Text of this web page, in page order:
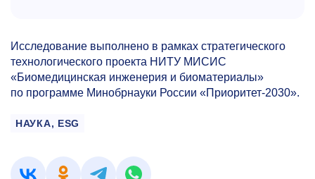
Исследование выполнено в рамках стратегического
технологического проекта НИТУ МИСИС
«Биомедицинская инженерия и биоматериалы»
по программе Минобрнауки России «Приоритет-2030».
НАУКА, ESG